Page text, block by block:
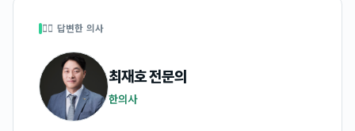
👩‍⚕️ 답변한 의사
최재호전문의
한의사